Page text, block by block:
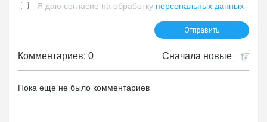
Я даю согласие на обработку персональных данных
Комментариев: 0 Сначала новые
Пока еще не было комментариев